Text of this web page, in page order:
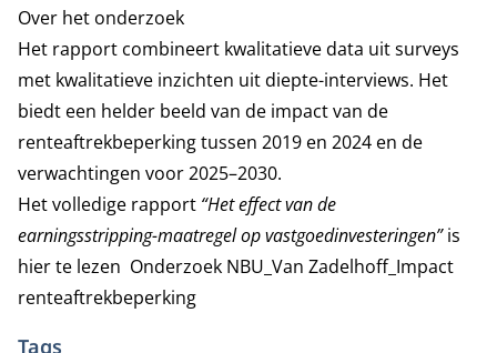
Over het onderzoek
Het rapport combineert kwalitatieve data uit surveys
met kwalitatieve inzichten uit diepte-interviews. Het
biedt een helder beeld van de impact van de
renteaftrekbeperking tussen 2019 en 2024 en de
verwachtingen voor 2025–2030.
Het volledige rapport “Het effect van de
earningsstripping-maatregel op vastgoedinvesteringen”is
hier te lezen Onderzoek NBU_Van Zadelhoff_Impact
renteaftrekbeperking
Tags